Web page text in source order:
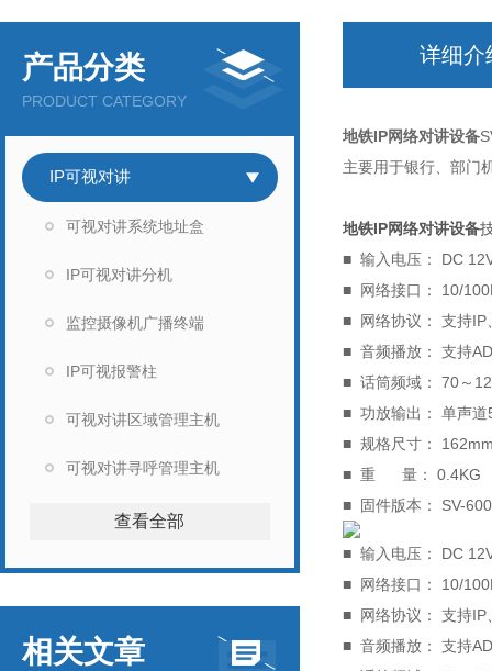
产品分类
PRODUCT CATEGORY
IP可视对讲
可视对讲系统地址盒
IP可视对讲分机
监控摄像机广播终端
IP可视报警柱
可视对讲区域管理主机
可视对讲寻呼管理主机
查看全部
相关文章
详细介
地铁IP网络对讲设备
主要用于银行、部门
地铁IP网络对讲设备
■ 输入电压： DC
■ 网络接口： 10/
■ 网络协议： 支持IP
■ 音频播放： 支持
■ 话筒频域： 70～
■ 功放输出： 单声道
■ 规格尺寸：
■ 重 量： 0.4KG
■ 固件版本：
■ 输入电压： DC
■ 网络接口： 10/
■ 网络协议： 支持IP
■ 音频播放： 支持